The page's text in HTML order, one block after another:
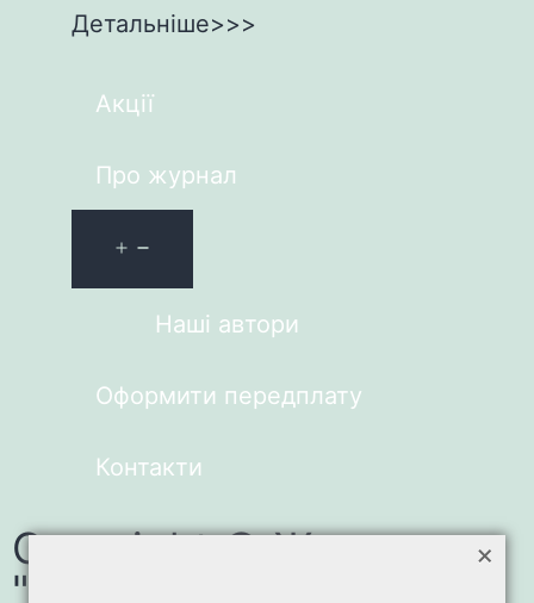
Детальніше>>>
Акції
Про журнал
Наші автори
Оформити передплату
Контакти
Copyright © Журнал
"Зарубіжна література
×